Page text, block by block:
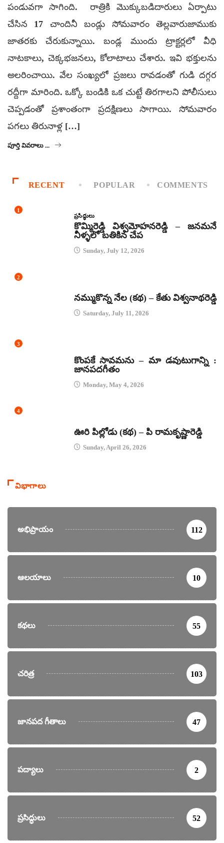
పండువగా సాగింది. రాత్రికి మొక్కుబడిదారులు ఏర్పాటు
చేసిన 17 చాందినీ బండ్లు సోమవారం తెల్లవారుజాముకు
జాతరకు చేరుకున్నాయి. బండ్ల ముందు ట్రాక్టర్లలో వీధి
నాటకాలు, చెక్కభజనలు, కోలాటాలు చేశారు. ఇవి భక్తులను
అలరించాయి. వేల సంఖ్యలో ప్రజలు రావడంతో గుడి దగ్గర
రద్దీగా మారింది. ఒక్కో బండికి ఒక చుట్టే తిరగాలని పోలీసులు
చెప్పడంతో ప్రశాంతంగా ప్రదక్షిణలు సాగాయి. సోమవారం
పగలు తిరునాళ్ల […]
పూర్తి వివరాలు ...
RECENT POPULAR COMMENTS
1
ప్రసిద్ధులు
కొమ్మిరెడ్డి విశ్వమోహనరెడ్డి – జనమనే
నీళ్ళలో బతికిన చేప
Sunday, July 12, 2026
2
నమ్ముకొన్న నేల (కథ) – కేతు విశ్వనాథరెడ్డి
Saturday, July 11, 2026
3
కొంపకే సావమను – మా డవుటుగాన్ని :
జానపదగీతం
Monday, May 4, 2026
4
ఊరి పిల్లోడు (కథ) – పి రామకృష్ణారెడ్డి
Sunday, April 26, 2026
విభాగాలు
అభిప్రాయం 112
ఆలయాలు 10
కథలు 55
చరిత్ర 103
జానపద గీతాలు 47
పద్యాలు 2
ప్రసిద్ధులు 52